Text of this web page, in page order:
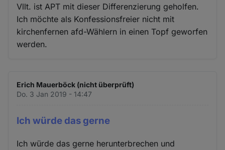
Vllt. ist APT mit dieser Differenzierung geholfen.
Ich möchte als Konfessionsfreier nicht mit
kirchenfernen afd-Wählern in einen Topf geworfen
werden.
Erich Mauerböck (nicht überprüft)
Do. 3 Jan 2019 - 14:47
Ich würde das gerne
Ich würde das gerne herunterbrechen und